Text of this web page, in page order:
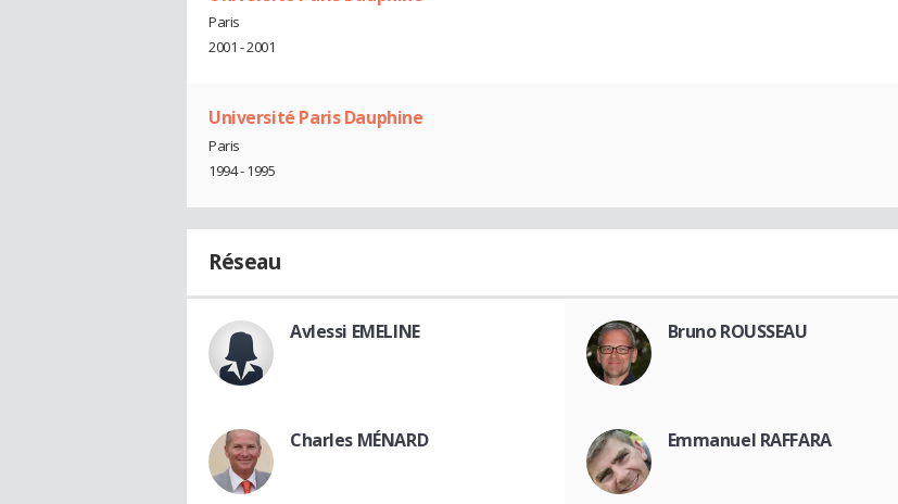
Paris
2001 - 2001
Université Paris Dauphine
Paris
1994 - 1995
Réseau
Avlessi EMELINE Bruno ROUSSEAU
Charles MÉNARD Emmanuel RAFFARA